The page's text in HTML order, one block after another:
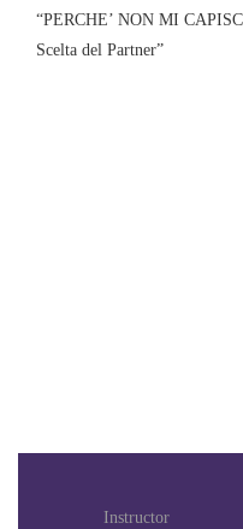
“PERCHE’ NON MI
Scelta del Partner”
Instructor